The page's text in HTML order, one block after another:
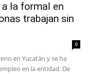
la formal en
trabajan sin
0
en Yucatán y se ha
en la entidad. De